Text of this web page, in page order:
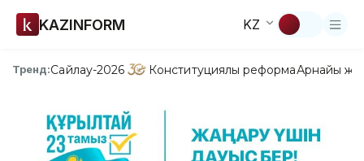
KAZINFORM KZ
Тренд:Сайлау-2026 Конституциялық реформаАрнайы